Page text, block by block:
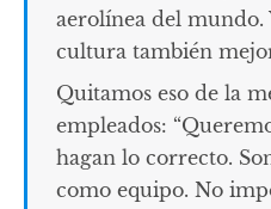
aerolínea del mundo.
cultura también
Quitamos eso de la
empleados:
hagan lo correcto.
como equipo. No